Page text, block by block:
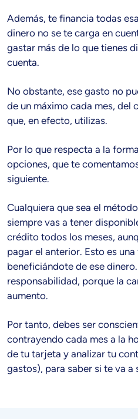
Además, te financia todas
dinero no se te carga en
gastar más de lo que tienes
cuenta.
No obstante, ese gasto no
de un máximo cada mes, del
que, en efecto, utilizas.
Por lo que respecta a la
opciones, que te
siguiente.
Cualquiera que sea el
siempre vas a tener
crédito todos los meses,
pagar el anterior. Esto es
beneficiándote de ese
responsabilidad, porque la
aumento.
Por tanto, debes ser
contrayendo cada mes a la
de tu tarjeta y analizar tu
gastos), para saber si te va